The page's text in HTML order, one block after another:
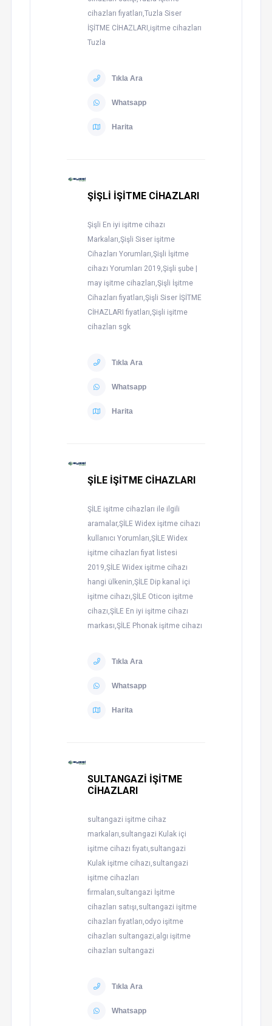
cihazları fiyatları,Tuzla Siser
İŞİTME CİHAZLARI,işitme cihazları
Tuzla
Tıkla Ara
Whatsapp
Harita
ŞİŞLİ İŞİTME CİHAZLARI
Şişli En iyi işitme cihazı
Markaları,Şişli Siser işitme
Cihazları Yorumları,Şişli İşitme
cihazı Yorumları 2019,Şişli şube |
may işitme cihazları,Şişli İşitme
Cihazları fiyatları,Şişli Siser İŞİTME
CİHAZLARI fiyatları,Şişli işitme
cihazları sgk
Tıkla Ara
Whatsapp
Harita
ŞİLE İŞİTME CİHAZLARI
ŞİLE işitme cihazları ile ilgili
aramalar,ŞİLE Widex işitme cihazı
kullanıcı Yorumları,ŞİLE Widex
işitme cihazları fiyat listesi
2019,ŞİLE Widex işitme cihazı
hangi ülkenin,ŞİLE Dip kanal içi
işitme cihazı,ŞİLE Oticon işitme
cihazı,ŞİLE En iyi işitme cihazı
markası,ŞİLE Phonak işitme cihazı
Tıkla Ara
Whatsapp
Harita
SULTANGAZİ İŞİTME
CİHAZLARI
sultangazi işitme cihaz
markaları,sultangazi Kulak içi
işitme cihazı fiyatı,sultangazi
Kulak işitme cihazı,sultangazi
işitme cihazları
firmaları,sultangazi İşitme
cihazları satışı,sultangazi işitme
cihazları fiyatları,odyo işitme
cihazları sultangazi,algı işitme
cihazları sultangazi
Tıkla Ara
Whatsapp